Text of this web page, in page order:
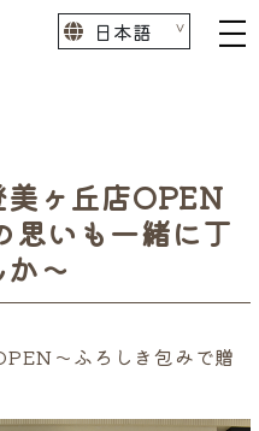
ヶ丘店OPEN
思いも一緒に丁
～
～ふろしき包みで贈